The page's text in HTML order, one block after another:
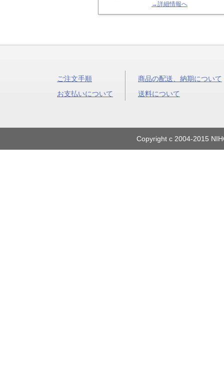
→詳細情報へ
ご注文手順
お支払いについて
商品の配送、納期について
送料について
Copyright c 2004-2015